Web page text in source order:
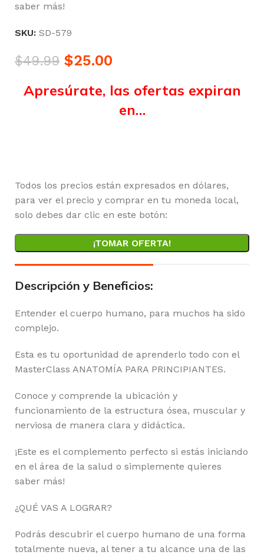
saber más!
SKU: SD-579
$49.99 $25.00
Apresúrate, las ofertas expiran
en…
Todos los precios están expresados en dólares,
para ver el precio y comprar en tu moneda local,
solo debes dar clic en este botón:
¡TOMAR OFERTA!
Descripción y Beneficios:
Entender el cuerpo humano, para muchos ha sido
complejo.
Esta es tu oportunidad de aprenderlo todo con el
MasterClass ANATOMÍA PARA PRINCIPIANTES.
Conoce y comprende la ubicación y
funcionamiento de la estructura ósea, muscular y
nerviosa de manera clara y didáctica.
¡Este es el complemento perfecto si estás iniciando
en el área de la salud o simplemente quieres
saber más!
¿QUÉ VAS A LOGRAR?
Podrás descubrir el cuerpo humano de una forma
totalmente nueva, al tener a tu alcance una de las